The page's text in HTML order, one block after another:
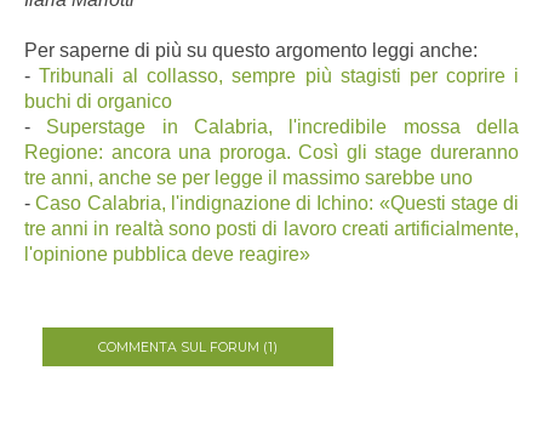
Per saperne di più su questo argomento leggi anche:
-Tribunali al collasso, sempre più stagisti per coprire i
buchi di organico
- Superstage in Calabria, l'incredibile mossa della
Regione: ancora una proroga. Così gli stage dureranno
tre anni, anche se per legge il massimo sarebbe uno
-Caso Calabria, l'indignazione di Ichino: «Questi stage di
tre anni in realtà sono posti di lavoro creati artificialmente,
l'opinione pubblica deve reagire»
COMMENTA SUL FORUM (1)